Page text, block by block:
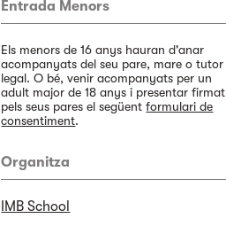
Entrada Menors
Els menors de 16 anys hauran d'anar
acompanyats del seu pare, mare o tutor
legal. O bé, venir acompanyats per un
adult major de 18 anys i presentar firmat
pels seus pares el següentformulari de
consentiment.
Organitza
IMB School